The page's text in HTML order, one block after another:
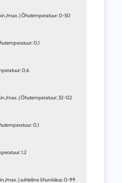
max. | Õhutemperatuur: 0-50
0,1
0,6
max. | Õhutemperatuur: 32-122
0,1
1.2
max. | suhteline õhuniiskus: 0-99